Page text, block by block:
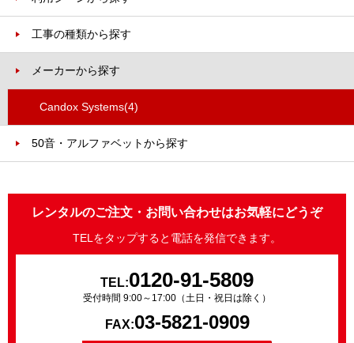
工事の種類から探す
メーカーから探す
Candox Systems(4)
50音・アルファベットから探す
レンタルのご注文・お問い合わせはお気軽にどうぞ
TELをタップすると電話を発信できます。
TEL:0120-91-5809
受付時間 9:00～17:00（土日・祝日は除く）
FAX:03-5821-0909